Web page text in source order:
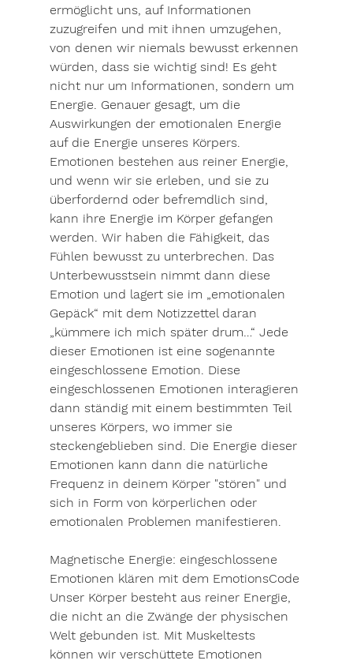
ermöglicht uns, auf Informationen
zuzugreifen und mit ihnen umzugehen,
von denen wir niemals bewusst erkennen
würden, dass sie wichtig sind! Es geht
nicht nur um Informationen, sondern um
Energie. Genauer gesagt, um die
Auswirkungen der emotionalen Energie
auf die Energie unseres Körpers.
Emotionen bestehen aus reiner Energie,
und wenn wir sie erleben, und sie zu
überfordernd oder befremdlich sind,
kann ihre Energie im Körper gefangen
werden. Wir haben die Fähigkeit, das
Fühlen bewusst zu unterbrechen. Das
Unterbewusstsein nimmt dann diese
Emotion und lagert sie im „emotionalen
Gepäck“ mit dem Notizzettel daran
„kümmere ich mich später drum…“ Jede
dieser Emotionen ist eine sogenannte
eingeschlossene Emotion. Diese
eingeschlossenen Emotionen interagieren
dann ständig mit einem bestimmten Teil
unseres Körpers, wo immer sie
steckengeblieben sind. Die Energie dieser
Emotionen kann dann die natürliche
Frequenz in deinem Körper "stören" und
sich in Form von körperlichen oder
emotionalen Problemen manifestieren.
Magnetische Energie: eingeschlossene
Emotionen klären mit dem EmotionsCode
Unser Körper besteht aus reiner Energie,
die nicht an die Zwänge der physischen
Welt gebunden ist. Mit Muskeltests
können wir verschüttete Emotionen